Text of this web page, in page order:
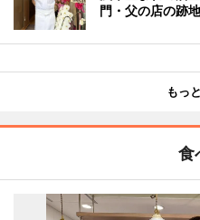
門・父の店の跡
もっ
食